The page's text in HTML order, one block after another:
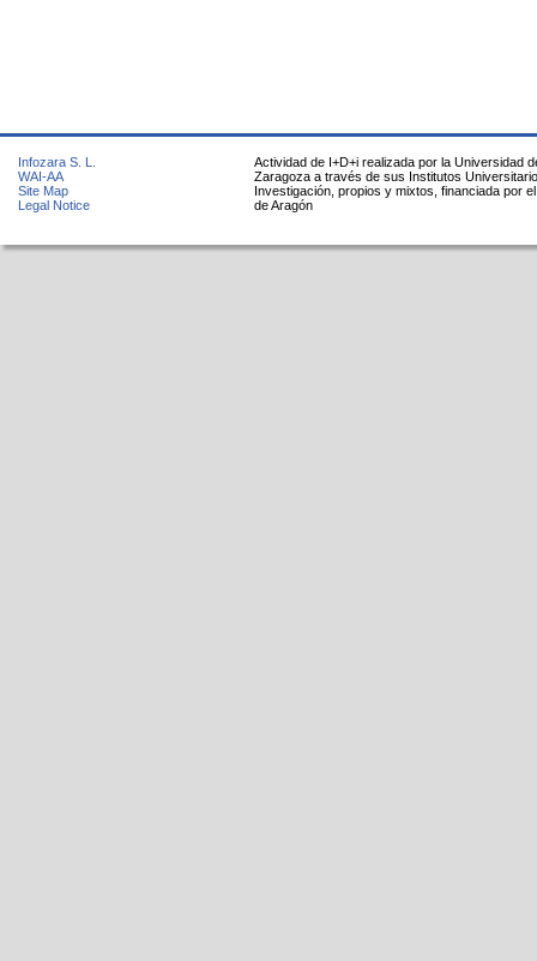
Infozara S. L.
WAI-AA
Site Map
Legal Notice
Actividad de I+D+i realizada por la Universidad
Zaragoza a través de sus Institutos
Investigación, propios y mixtos, financiada por
de Aragón